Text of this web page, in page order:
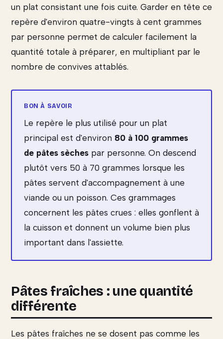
un plat consistant une fois cuite. Garder en tête ce
repère d'environ quatre-vingts à cent grammes
par personne permet de calculer facilement la
quantité totale à préparer, en multipliant par le
nombre de convives attablés.
Le repère le plus utilisé pour un plat
principal est d'environ 80 à 100 grammes
de pâtes sèches par personne. On descend
plutôt vers 50 à 70 grammes lorsque les
pâtes servent d'accompagnement à une
viande ou un poisson. Ces grammages
concernent les pâtes crues : elles gonflent à
la cuisson et donnent un volume bien plus
important dans l'assiette.
Pâtes fraîches : une quantité
différente
Les pâtes fraîches ne se dosent pas comme les